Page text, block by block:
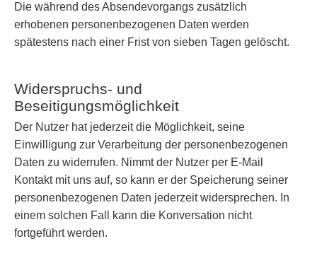
Die während des Absendevorgangs zusätzlich
erhobenen personenbezogenen Daten werden
spätestens nach einer Frist von sieben Tagen gelöscht.
Widerspruchs- und
Beseitigungsmöglichkeit
Der Nutzer hat jederzeit die Möglichkeit, seine
Einwilligung zur Verarbeitung der personenbezogenen
Daten zu widerrufen. Nimmt der Nutzer per E-Mail
Kontakt mit uns auf, so kann er der Speicherung seiner
personenbezogenen Daten jederzeit widersprechen. In
einem solchen Fall kann die Konversation nicht
fortgeführt werden.